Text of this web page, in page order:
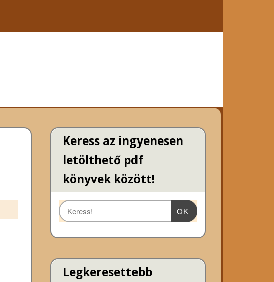
Keress az ingyenesen
letölthető pdf
könyvek között!
OK
Legkeresettebb